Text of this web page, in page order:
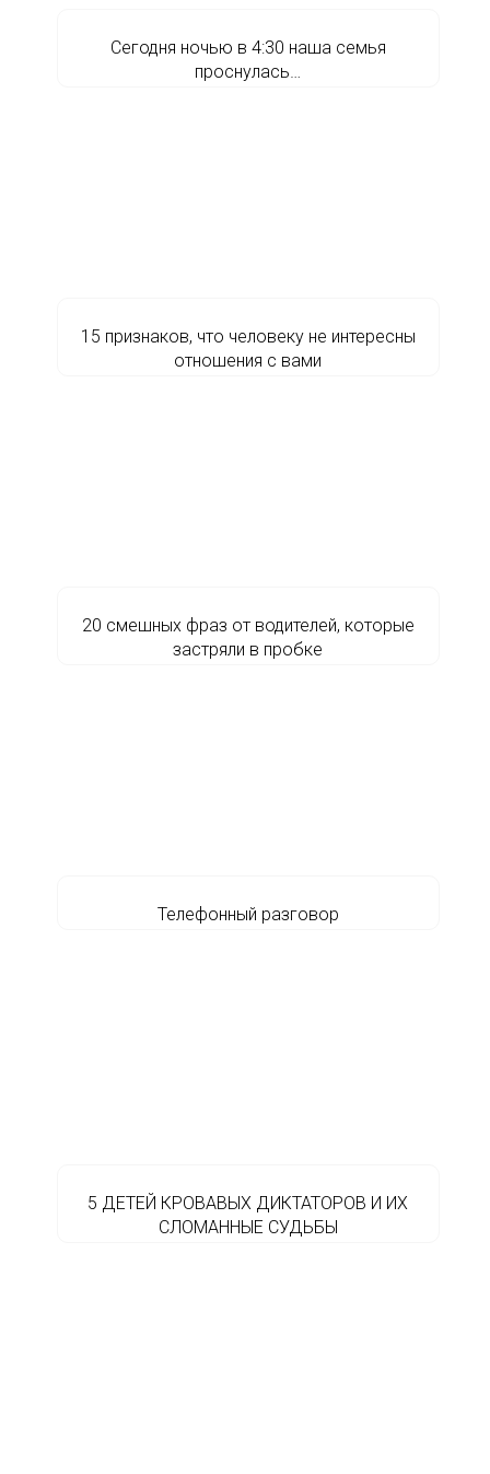
Сегодня ночью в 4:30 наша семья
проснулась…
15 признаков, что человеку не интересны
отношения с вами
20 смешных фраз от водителей, которые
застряли в пробке
Телефонный разговор
5 ДЕТЕЙ КРОВАВЫХ ДИКТАТОРОВ И ИХ
СЛОМАННЫЕ СУДЬБЫ